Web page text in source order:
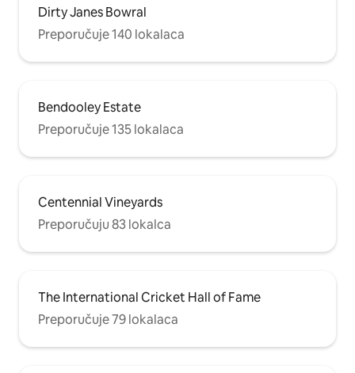
Dirty Janes Bowral
Preporučuje 140 lokalaca
Bendooley Estate
Preporučuje 135 lokalaca
Centennial Vineyards
Preporučuju 83 lokalca
The International Cricket Hall of Fame
Preporučuje 79 lokalaca